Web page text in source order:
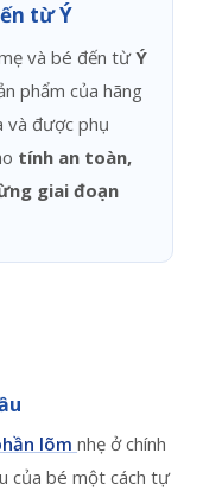
từ Ý
và bé đến từÝ
phẩm của hãng
và được phụ
tính an toàn,
giai đoạn
lõm nhẹ ở chính
của bé một cách tự